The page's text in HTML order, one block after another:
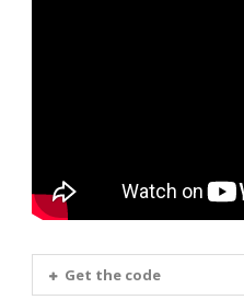
Get the code